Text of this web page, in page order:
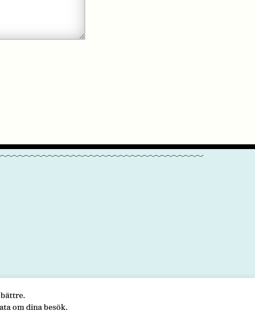
om dina besök.
KONTAKTA OSS